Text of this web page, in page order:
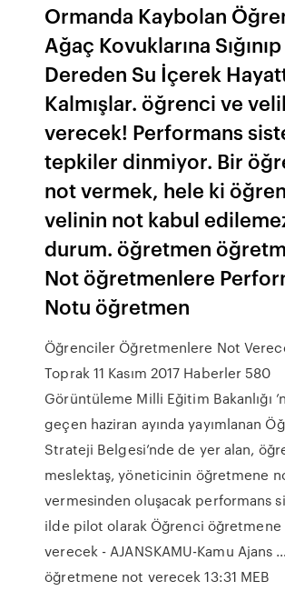
Ormanda Kaybolan
Ağaç Kovuklarına Sığınıp
Dereden Su İçerek
Kalmışlar. öğrenci ve
verecek! Performans
tepkiler dinmiyor. Bir
not vermek, hele ki
velinin not kabul
durum. öğretmen
Not öğretmenlere
Notu öğretmen
Öğrenciler Öğretmenlere Not
Toprak 11 Kasım 2017 Haberler 580
Görüntüleme Milli Eğitim Bakanlığı
geçen haziran ayında yayımlanan
Strateji Belgesi’nde de yer alan,
meslektaş, yöneticinin öğretmene
vermesinden oluşacak performans
ilde pilot olarak Öğrenci öğretmene
verecek - AJANSKAMU-Kamu Ajans
öğretmene not verecek 13:31 MEB